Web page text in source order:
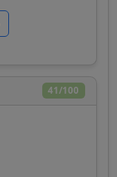
41/100